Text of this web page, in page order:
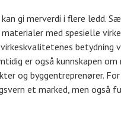
gi merverdi i flere ledd.
med spesielle
betydning
er også kunnskapen
og byggentreprenører.
et marked, men